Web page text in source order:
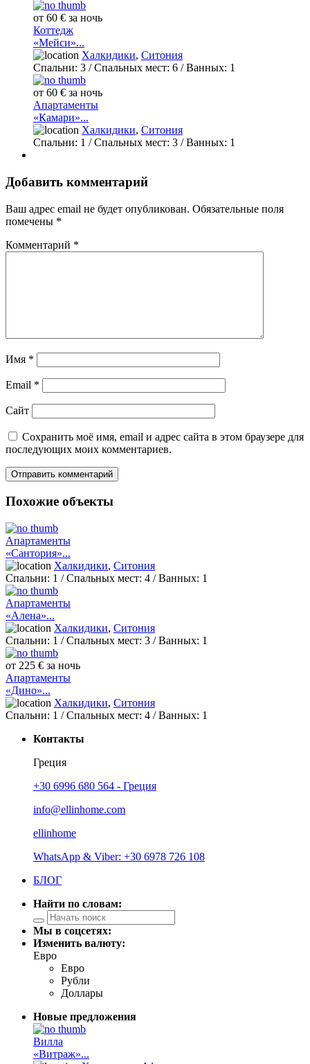
от 60 € за ночь
Коттедж
«Мейси»...
Халкидики, Ситония
Спальни: 3 / Спальных мест: 6 /Ванных: 1
от 60 € за ночь
Апартаменты
«Камари»...
Халкидики, Ситония
Спальни: 1 / Спальных мест: 3 /Ванных: 1
Добавить комментарий
Ваш адрес email не будет опубликован. Обязательные поля
помечены *
Комментарий *
Имя *
Email *
Сайт
Сохранить моё имя, email и адрес сайта в этом браузере для
последующих моих комментариев.
Похожие объекты
Апартаменты
«Сантория»...
Халкидики, Ситония
Спальни: 1 / Спальных мест: 4 /Ванных: 1
Апартаменты
«Алена»...
Халкидики, Ситония
Спальни: 1 / Спальных мест: 3 /Ванных: 1
от 225 € за ночь
Апартаменты
«Дино»...
Халкидики, Ситония
Спальни: 1 / Спальных мест: 4 /Ванных: 1
Контакты
Греция
+30 6996 680 564 - Греция
info@ellinhome.com
ellinhome
WhatsApp & Viber: +30 6978 726 108
БЛОГ
Найти по словам:
Мы в соцсетях:
Изменить валюту:
Евро
Евро
Рубли
Доллары
Новые предложения
Вилла
«Витраж»...